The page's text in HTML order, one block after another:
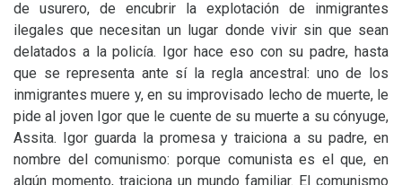
de usurero, de encubrir la explotación de inmigrantes
ilegales que necesitan un lugar donde vivir sin que sean
delatados a la policía. Igor hace eso con su padre, hasta
que se representa ante sí la regla ancestral: uno de los
inmigrantes muere y, en su improvisado lecho de muerte, le
pide al joven Igor que le cuente de su muerte a su cónyuge,
Assita. Igor guarda la promesa y traiciona a su padre, en
nombre del comunismo: porque comunista es el que, en
algún momento, traiciona un mundo familiar. El comunismo